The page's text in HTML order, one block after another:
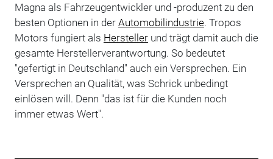
Magna als Fahrzeugentwickler und -produzent zu den
besten Optionen in der Automobilindustrie. Tropos
Motors fungiert als Herstellerund trägt damit auch die
gesamte Herstellerverantwortung. So bedeutet
"gefertigt in Deutschland" auch ein Versprechen. Ein
Versprechen an Qualität, was Schrick unbedingt
einlösen will. Denn "das ist für die Kunden noch
immer etwas Wert".